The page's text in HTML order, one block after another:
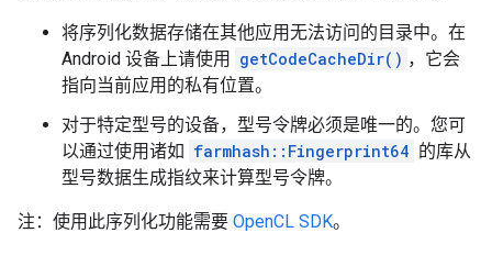
将序列化数据存储在其他应用无法访问的目录中。在
Android 设备上请使用
getCodeCacheDir() ，它会
指向当前应用的私有位置。
对于特定型号的设备，型号令牌必须是唯一的。您可
以通过使用诸如 farmhash::Fingerprint64 的库从
型号数据生成指纹来计算型号令牌。
注：使用此序列化功能需要 OpenCL SDK。